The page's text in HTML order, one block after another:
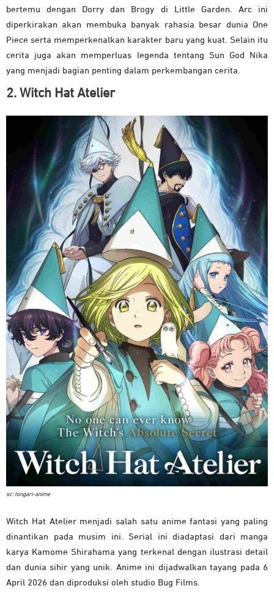
bertemu dengan Dorry dan Brogy di Little Garden. Arc ini
diperkirakan akan membuka banyak rahasia besar dunia One
Piece serta memperkenalkan karakter baru yang kuat. Selain itu
cerita juga akan memperluas legenda tentang Sun God Nika
yang menjadi bagian penting dalam perkembangan cerita.
2. Witch Hat Atelier
sc: tongari-anime
Witch Hat Atelier menjadi salah satu anime fantasi yang paling
dinantikan pada musim ini. Serial ini diadaptasi dari manga
karya Kamome Shirahama yang terkenal dengan ilustrasi detail
dan dunia sihir yang unik. Anime ini dijadwalkan tayang pada 6
April 2026 dan diproduksi oleh studio Bug Films.